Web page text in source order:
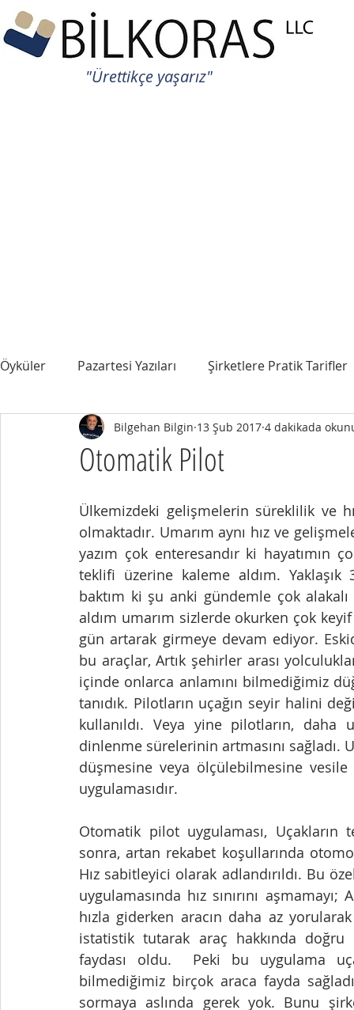
"Ürettikçe yaşarız"
Öyküler Pazartesi Yazıları Şirketlere Pratik Tarifler
Otomatik Pilot
Bilgehan Bilgin 13 Şub 2017 4 dakikada
Ülkemizdeki gelişmelerin süreklilik ve
olmaktadır. Umarım aynı hız ve
yazım çok enteresandır ki hayatımın
teklifi üzerine kaleme aldım.
baktım ki şu anki gündemle çok
aldım umarım sizlerde okurken çok keyif
gün artarak girmeye devam ediyor.
bu araçlar, Artık şehirler arası
içinde onlarca anlamını bilmediğimiz
tanıdık. Pilotların uçağın seyir halini
kullanıldı. Veya yine pilotların,
dinlenme sürelerinin artmasını sağladı.
düşmesine veya ölçülebilmesine
uygulamasıdır.
Otomatik pilot uygulaması, Uçakların
sonra, artan rekabet koşullarında
Hız sabitleyici olarak adlandırıldı. Bu
uygulamasında hız sınırını
hızla giderken aracın daha az
istatistik tutarak araç hakkında doğru
faydası oldu.  Peki bu uygulama
bilmediğimiz birçok araca fayda
sormaya aslında gerek yok. Bunu